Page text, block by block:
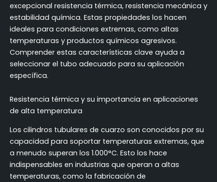
excepcional resistencia térmica, resistencia mecánica y
estabilidad química. Estas propiedades los hacen
ideales para condiciones extremas, como altas
temperaturas y productos químicos agresivos.
Comprender estas características clave ayuda a
seleccionar el tubo adecuado para su aplicación
específica.
Resistencia térmica y su importancia en aplicaciones
de alta temperatura
Los cilindros tubulares de cuarzo son conocidos por su
capacidad para soportar temperaturas extremas, que
a menudo superan los 1.000°C. Esto los hace
indispensables en industrias que operan a altas
temperaturas, como la fabricación de